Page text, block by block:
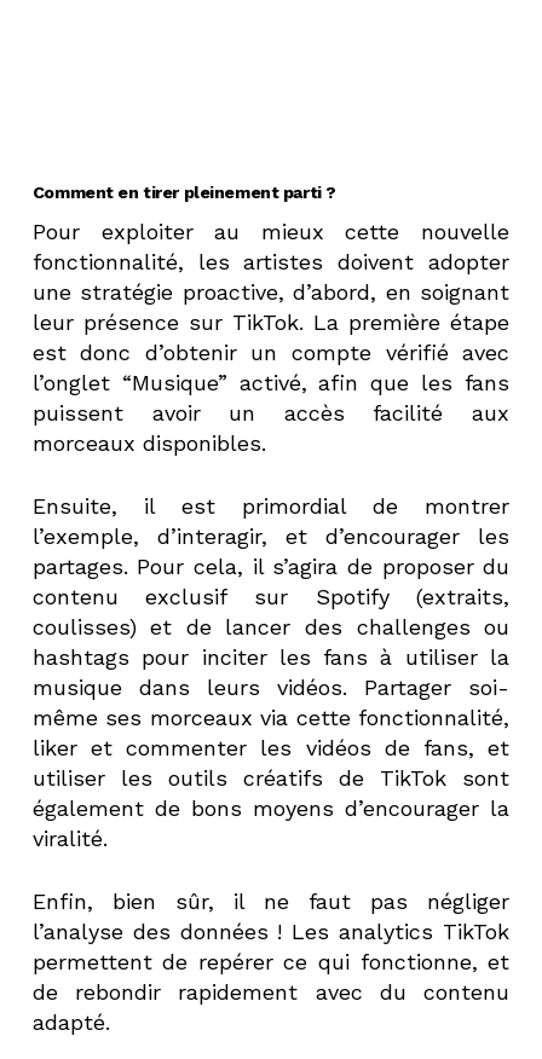
Comment en tirer pleinement parti ?
Pour exploiter au mieux cette nouvelle
fonctionnalité, les artistes doivent adopter
une stratégie proactive, d’abord, en soignant
leur présence sur TikTok. La première étape
est donc d’obtenir un compte vérifié avec
l’onglet “Musique” activé, afin que les fans
puissent avoir un accès facilité aux
morceaux disponibles.
Ensuite, il est primordial de montrer
l’exemple, d’interagir, et d’encourager les
partages. Pour cela, il s’agira de proposerdu
contenu exclusif sur Spotify (extraits,
coulisses) et de lancer des challenges ou
hashtags pour inciter les fans à utiliser la
musique dans leurs vidéos. Partager soi-
même ses morceaux via cette fonctionnalité,
liker et commenter les vidéos de fans, et
utiliser les outils créatifs de TikTok sont
également de bons moyens d’encourager la
viralité.
Enfin, bien sûr, il ne faut pas négliger
l’analyse des données ! Les analytics TikTok
permettent de repérer ce qui fonctionne, et
de rebondir rapidement avec du contenu
adapté.